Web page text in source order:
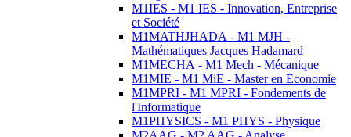
M1IES - M1 IES - Innovation, Entreprise
et Société
M1MATHJHADA - M1 MJH -
Mathématiques Jacques Hadamard
M1MECHA - M1 Mech - Mécanique
M1MIE - M1 MiE - Master en Economie
M1MPRI - M1 MPRI - Fondements de
l'Informatique
M1PHYSICS - M1 PHYS - Physique